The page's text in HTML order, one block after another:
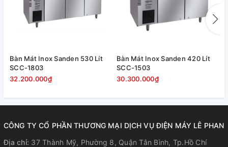
Bàn Mát Inox Sanden 530 Lít
SCC-1803
32.200.000₫
Bàn Mát Inox Sanden 420 Lít
SCC-1503
30.300.000₫
CÔNG TY CỔ PHẦN THƯƠNG MẠI DỊCH VỤ ĐIỆN MÁY LÊ PHAN
Địa chỉ: 37 Thành Mỹ, Phường 8, Quận Tân Bình, Tp.Hồ Chí